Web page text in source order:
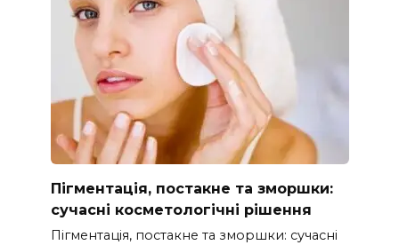
Пігментація, постакне та зморшки:
сучасні косметологічні рішення
Пігментація, постакне та зморшки: сучасні